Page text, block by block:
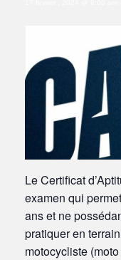
Le Certificat
examen qui
anset ne
pratiquer en
motocycliste